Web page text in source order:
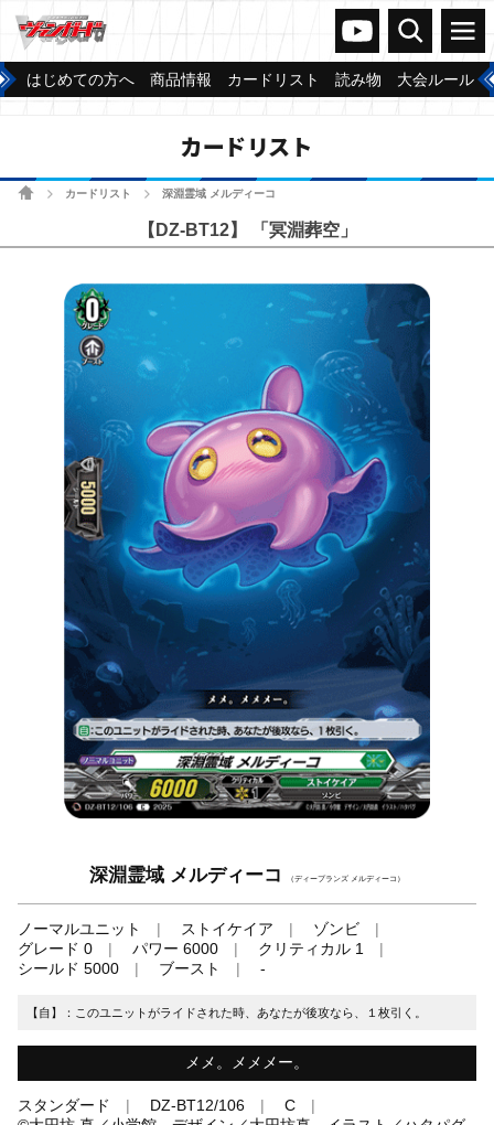
ヴァンガードch
検索 メニュー
はじめての方へ 商品情報 カードリスト 読み物 大会ルール
カードリスト
ホームカードリスト 深淵霊域 メルディーコ
【DZ-BT12】 「冥淵葬空」
深淵霊域 メルディーコ （ディープランズ メルディーコ）
ノーマルユニット ストイケイア
ゾンビ
グレード 0
パワー 6000
クリティカル 1
シールド 5000
ブースト -
【自】：このユニットがライドされた時、あなたが後攻なら、１枚引く。
メメ。メメメー。
スタンダード DZ-BT12/106
C